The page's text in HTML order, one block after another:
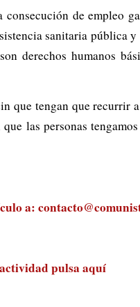
de empleo
sanitaria pública
derechos humanos
que tengan que
las personas
a:
pulsa aquí